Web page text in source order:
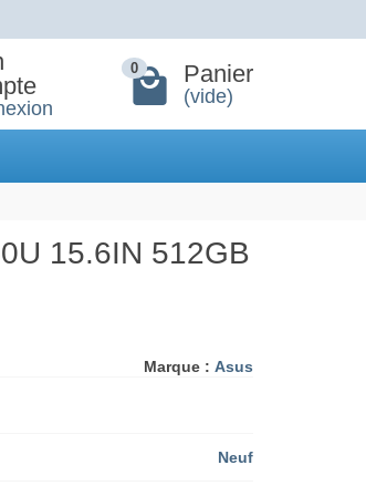
0 Panier
(vide)
15.6IN 512GB
Marque : Asus
Neuf